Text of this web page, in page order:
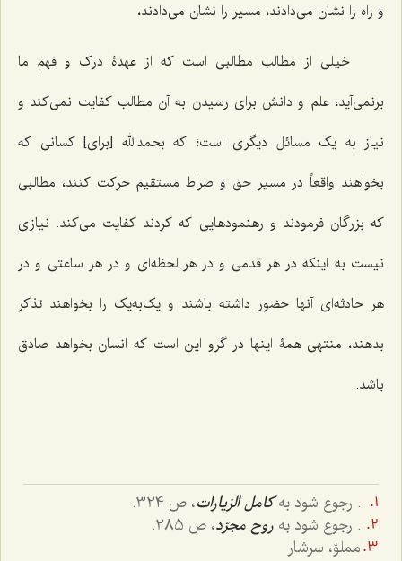
و راه را نشان می‌دادند، مسیر را نشان می‌دادند،
خیلی از مطالب مطالبی است که از عهدۀ درک و فهم ما
برنمی‌آید، علم و دانش برای رسیدن به آن مطالب کفایت نمی‌کند و
نیاز به یک مسائل دیگری است؛ که بحمدالله [برای] کسانی که
بخواهند واقعاً در مسیر حق و صراط مستقیم حرکت کنند، مطالبی
که بزرگان فرمودند و رهنمودهایی که کردند کفایت می‌کند. نیازی
نیست به اینکه در هر قدمی و در هر لحظه‌ای و در هر ساعتی و در
هر حادثه‌ای آنها حضور داشته باشند و یک‌به‌یک را بخواهند تذکر
بدهند، منتهی همۀ اینها در گرو این است که انسان بخواهد صادق
باشد.
. رجوع شود بهكامل الزيارات، ص 324.
. رجوع شود به روح مجرّد، ص 285.
مملوّ، سرشار